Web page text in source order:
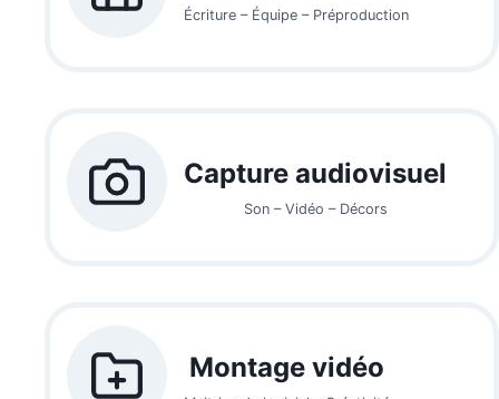
Écriture – Équipe – Préproduction
Capture audiovisuel
Son – Vidéo – Décors
Montage vidéo